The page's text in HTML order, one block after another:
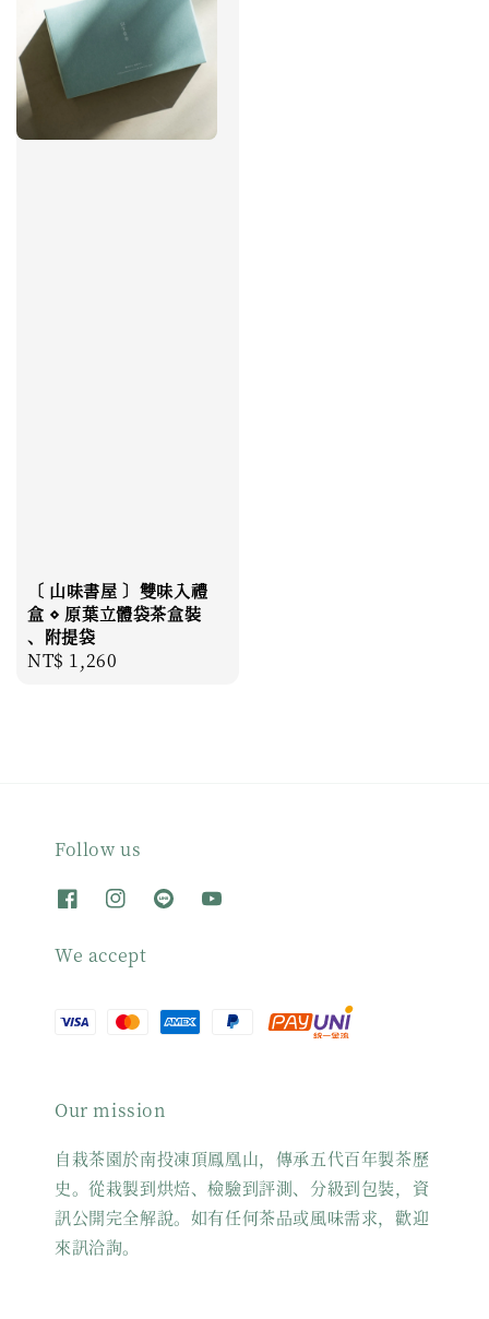
〔 山味書屋 〕雙味入禮
盒 ⋄ 原葉立體袋茶盒裝
、附提袋
Regular
NT$ 1,260
Follow us
We accept
Our mission
自栽茶園於南投凍頂鳳凰山，傳承五代百年製茶歷
史。從栽製到烘焙、檢驗到評測、分級到包裝，資
訊公開完全解說。如有任何茶品或風味需求，歡迎
來訊洽詢。